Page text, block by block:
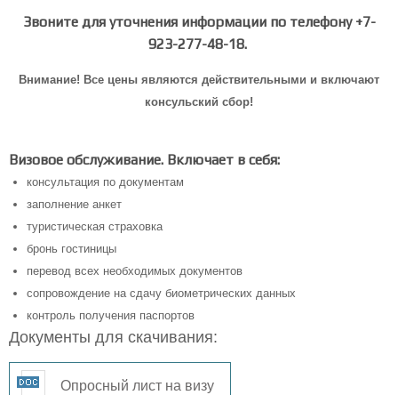
Звоните для уточнения информации по телефону +7-
923-277-48-18.
Внимание! Все цены являются действительными и включают
консульский сбор!
Визовое обслуживание. Включает в себя:
консультация по документам
заполнение анкет
туристическая страховка
бронь гостиницы
перевод всех необходимых документов
сопровождение на сдачу биометрических данных
контроль получения паспортов
Документы для скачивания:
Опросный лист на визу